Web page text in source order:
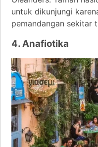
untuk dikunjungi
pemandangan sekitar
4. Anafiotika